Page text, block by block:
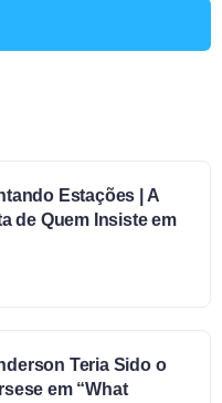
Estações | A
de Quem Insiste em
Teria Sido o
em “What